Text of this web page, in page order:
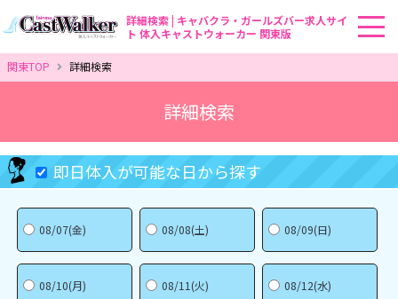
詳細検索 | キャバクラ・ガールズバー求人サイ
ト 体入キャストウォーカー 関東版
関東TOP 詳細検索
詳細検索
即日体入が可能な日から探す
08/07(金) 08/08(土) 08/09(日)
08/10(月) 08/11(火) 08/12(水)